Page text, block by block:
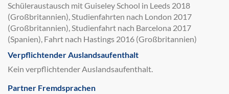
Schüleraustausch mit Guiseley School in Leeds 2018
(Großbritannien), Studienfahrten nach London 2017
(Großbritannien), Studienfahrt nach Barcelona 2017
(Spanien), Fahrt nach Hastings 2016 (Großbritannien)
Verpflichtender Auslandsaufenthalt
Kein verpflichtender Auslandsaufenthalt.
Partner Fremdsprachen